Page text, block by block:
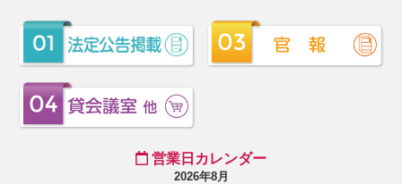
営業日カレンダー
2026年8月